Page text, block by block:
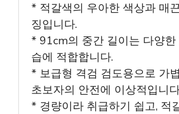
* 적갈색의 우아한 색상과 매
징입니다.
* 91cm의 중간 길이는 다양한
습에 적합합니다.
* 보급형 격검 검도용으로 가
초보자의 안전에 이상적입니
* 경량이라 취급하기 쉽고, 적